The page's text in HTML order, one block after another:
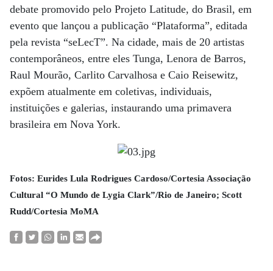
debate promovido pelo Projeto Latitude, do Brasil, em
evento que lançou a publicação “Plataforma”, editada
pela revista “seLecT”. Na cidade, mais de 20 artistas
contemporâneos, entre eles Tunga, Lenora de Barros,
Raul Mourão, Carlito Carvalhosa e Caio Reisewitz,
expõem atualmente em coletivas, individuais,
instituições e galerias, instaurando uma primavera
brasileira em Nova York.
Fotos: Eurides Lula Rodrigues Cardoso/Cortesia Associação
Cultural “O Mundo de Lygia Clark”/Rio de Janeiro; Scott
Rudd/Cortesia MoMA